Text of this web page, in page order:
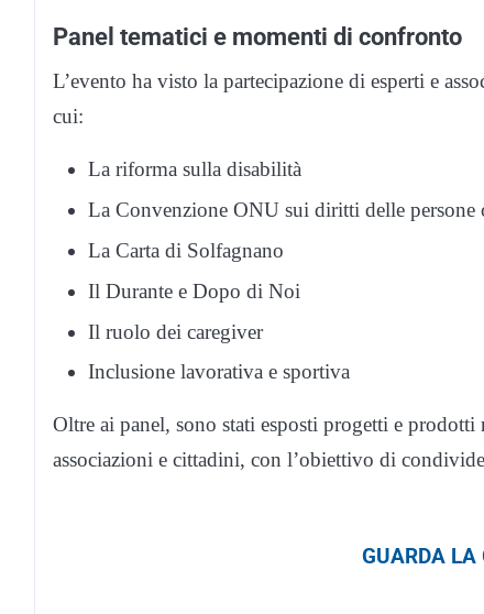
Panel tematici e momenti di confronto
L’evento ha visto la partecipazione di esperti e
cui:
La riforma sulla disabilità
La Convenzione ONU sui diritti delle persone
La Carta di Solfagnano
Il Durante e Dopo di Noi
Il ruolo dei caregiver
Inclusione lavorativa e sportiva
Oltre ai panel, sono stati esposti progetti e
associazioni e cittadini, con l’obiettivo di
GUARDA